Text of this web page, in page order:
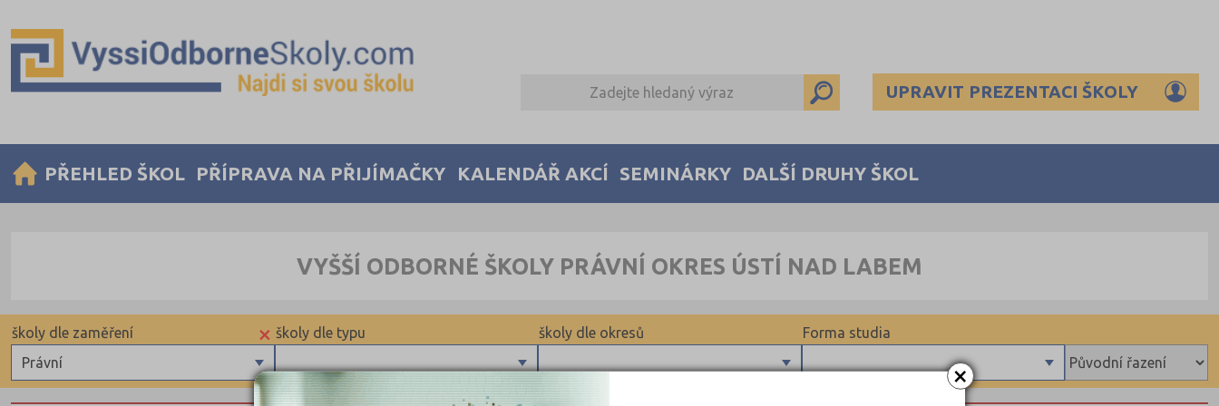
×
UPRAVIT PREZENTACI ŠKOLY
PŘEHLED ŠKOL PŘÍPRAVA NA PŘIJÍMAČKY KALENDÁŘ AKCÍ SEMINÁRKY DALŠÍ DRUHY ŠKOL
VYŠŠÍ ODBORNÉ ŠKOLY PRÁVNÍ OKRES ÚSTÍ NAD LABEM
Forma studia
školy dle okresů
Brno-město (2)
školy dle typu
×
Právní
školy dle zaměření